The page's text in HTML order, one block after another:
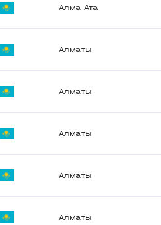
Алма-Ата
Алматы
Алматы
Алматы
Алматы
Алматы